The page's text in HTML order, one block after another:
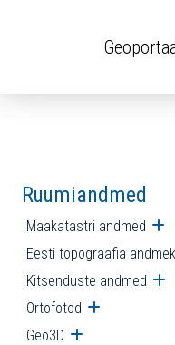
Ruumiandmed
Maakatastri andmed
Eesti topograafia
Kitsenduste andmed
Ortofotod Ava
Geo3D Ava